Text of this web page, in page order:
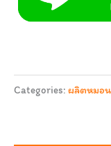
Categories: ผลิตหมอน